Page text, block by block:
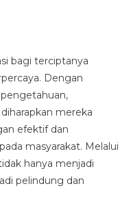
bagi terciptanya
Dengan
mereka
efektif dan
masyarakat. Melalui
hanya menjadi
pelindung dan